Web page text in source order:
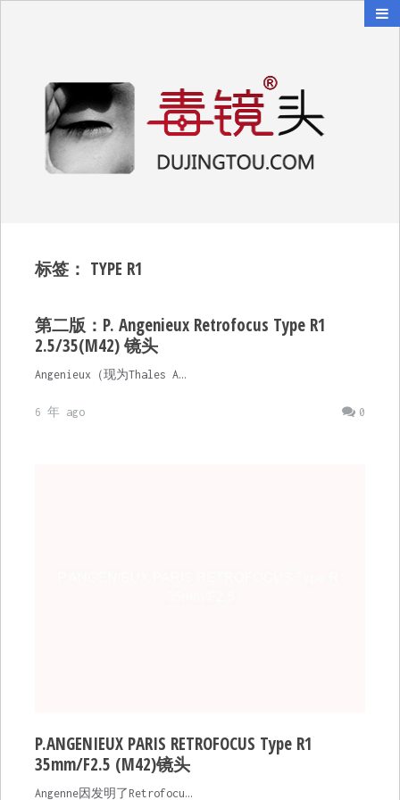
标签： TYPE R1
第二版：P. Angenieux Retrofocus Type R1
2.5/35(M42) 镜头
Angenieux（现为Thales A…
0
6 年 ago
P.ANGENIEUX PARIS RETROFOCUS Type R1
35mm/F2.5 (M42)镜头
Angenne因发明了Retrofocu…